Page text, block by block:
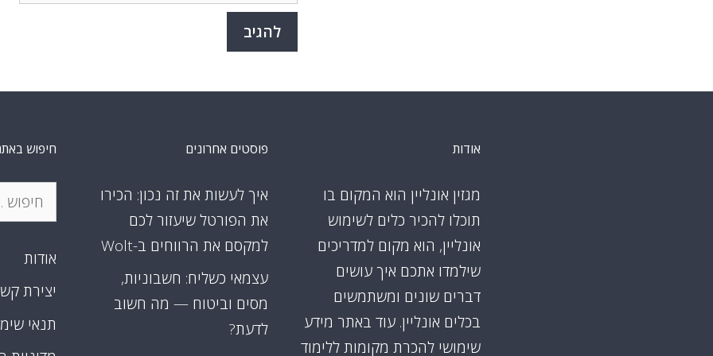
אודות
מגזין אונליין הוא המקום בו
תוכלו להכיר כלים לשימוש
אונליין, הוא מקום למדריכים
שילמדו אתכם איך עושים
דברים שונים ומשתמשים
בכלים אונליין. עוד באתר מידע
שימושי להכרת מקומות ללימוד
פוסטים אחרונים
איך לעשות את זה נכון: הכירו
את הפורטל שיעזור לכם
למקסם את הרווחים ב-Wolt
עצמאי כשליח: חשבוניות,
מסים וביטוח — מה חשוב
לדעת?
חיפוש
חיפוש:
אודות
יצירת
תנאי